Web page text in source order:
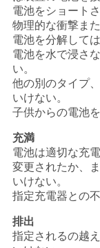
電池をショート
物理的な衝撃ま
電池を分解して
電池を水で浸さ
い。
他の別のタイプ
いけない。
子供からの電池
充満
電池は適切な充
変更されたか、
いけない。
指定充電器との
排出
指定されるの越